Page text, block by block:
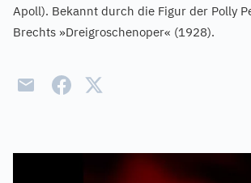
Apoll). Bekannt durch die Figur der Polly
Brechts »Dreigroschenoper« (1928).